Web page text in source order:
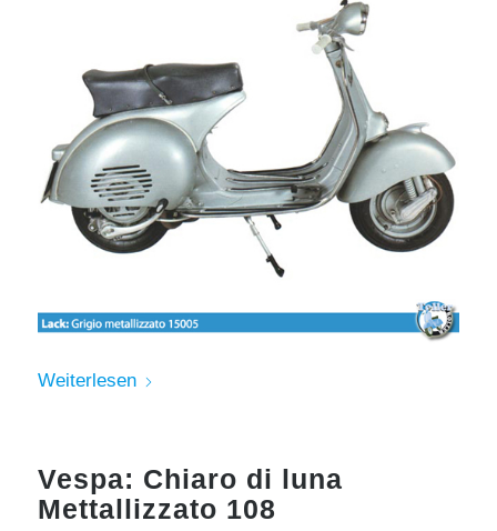
Weiterlesen
Vespa: Chiaro di luna
Mettallizzato 108